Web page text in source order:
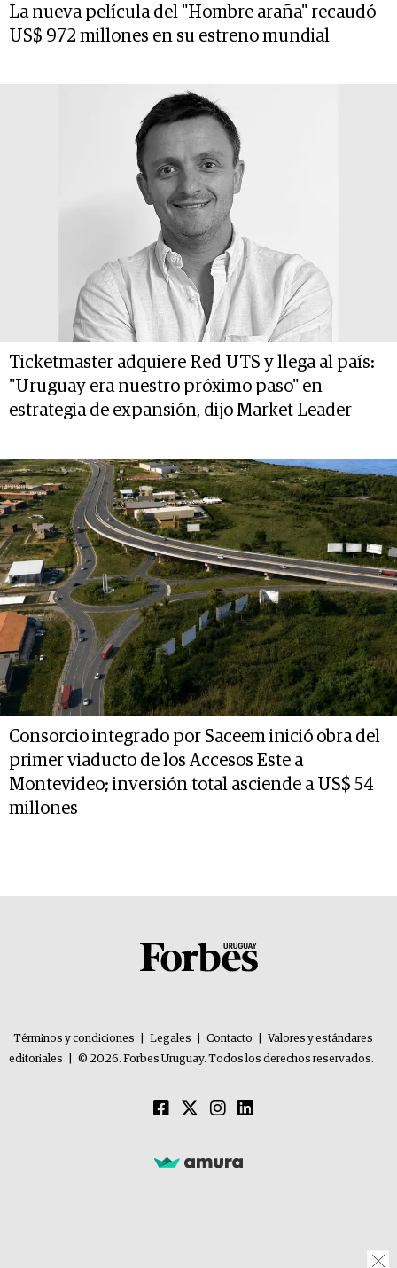
La nueva película del "Hombre araña" recaudó
US$ 972 millones en su estreno mundial
Ticketmaster adquiere Red UTS y llega al país:
"Uruguay era nuestro próximo paso" en
estrategia de expansión, dijo Market Leader
Consorcio integrado por Saceem inició obra del
primer viaducto de los Accesos Este a
Montevideo; inversión total asciende a US$ 54
millones
Términos y condiciones Legales Contacto
Valores y estándares
editoriales
© 2026. Forbes Uruguay. Todos los derechos reservados.